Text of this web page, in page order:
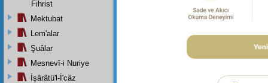
Fihrist
Mektubat
Lem'alar
Şuâlar
Mesnevî-i Nuriye
İşârâtü'l-İ'câz